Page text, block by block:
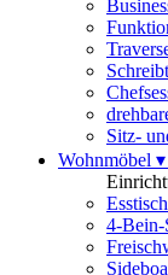
Sitz-
Wohnmöbel ▾
4-Bein-